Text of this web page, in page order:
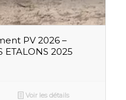
PV 2026 –
ETALONS 2025
Voir les détails